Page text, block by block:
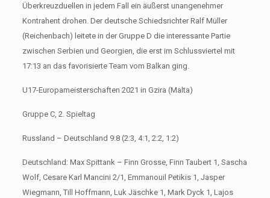
Überkreuzduellen in jedem Fall ein äußerst unangenehmer
Kontrahent drohen. Der deutsche Schiedsrichter Ralf Müller
(Reichenbach) leitete in der Gruppe D die interessante Partie
zwischen Serbien und Georgien, die erst im Schlussviertel mit
17:13 an das favorisierte Team vom Balkan ging.
U17-Europameisterschaften 2021 in Gzira (Malta)
Gruppe C, 2. Spieltag
Russland – Deutschland 9:8 (2:3, 4:1, 2:2, 1:2)
Deutschland: Max Spittank – Finn Grosse, Finn Taubert 1, Sascha
Wolf, Cesare Karl Mancini 2/1, Emmanouil Petikis 1, Jasper
Wiegmann, Till Hoffmann, Luk Jäschke 1, Mark Dyck 1, Lajos